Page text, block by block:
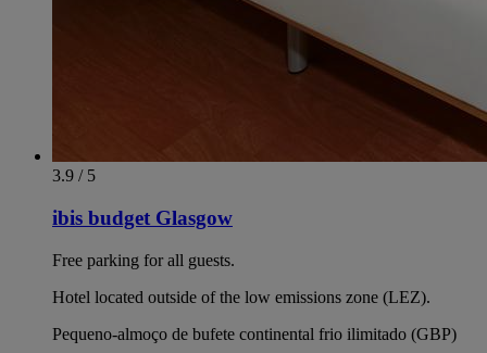
3.9 / 5
ibis budget Glasgow
Free parking for all guests.
Hotel located outside of the low emissions zone (LEZ).
Pequeno-almoço de bufete continental frio ilimitado (GBP)